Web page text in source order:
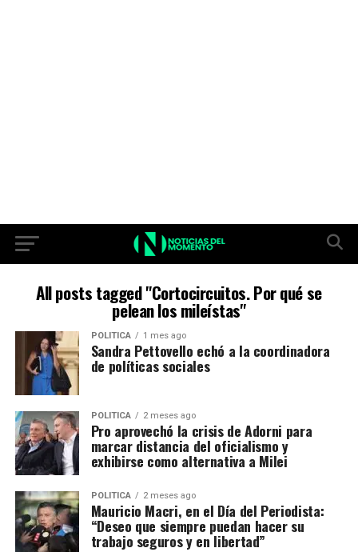
All posts tagged "Cortocircuitos. Por qué se
pelean los mileístas"
POLITICA 1 mes ago
Sandra Pettovello echó a la coordinadora
de políticas sociales
POLITICA 2 meses ago
Pro aprovechó la crisis de Adorni para
marcar distancia del oficialismo y
exhibirse como alternativa a Milei
POLITICA 2 meses ago
Mauricio Macri, en el Día del Periodista:
“Deseo que siempre puedan hacer su
trabajo seguros y en libertad”